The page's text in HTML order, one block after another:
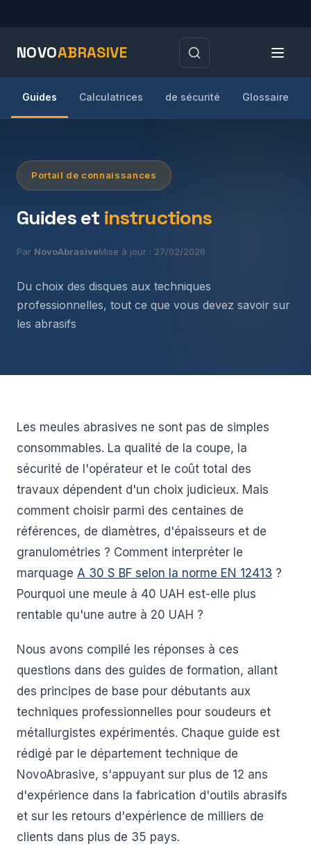
NOVOABRASIVE
Guides Calculatrices de sécurité Glossaire
Portail de connaissances
Guides et instructions
Par NovoAbrasiveMise à jour : 27/02/2026
Du choix des disques aux techniques
professionnelles, tout ce que vous devez savoir sur
les abrasifs
Les meules abrasives ne sont pas de simples
consommables. La qualité de la coupe, la
sécurité de l'opérateur et le coût total des
travaux dépendent d'un choix judicieux. Mais
comment choisir parmi des centaines de
références, de diamètres, d'épaisseurs et de
granulométries ? Comment interpréter le
marquage A 30 S BF selon la norme EN 12413 ?
Pourquoi une meule à 40 UAH est-elle plus
rentable qu'une autre à 20 UAH ?
Nous avons compilé les réponses à ces
questions dans des guides de formation, allant
des principes de base pour débutants aux
techniques professionnelles pour soudeurs et
métallurgistes expérimentés. Chaque guide est
rédigé par le département technique de
NovoAbrasive, s'appuyant sur plus de 12 ans
d'expérience dans la fabrication d'outils abrasifs
et sur les retours d'expérience de milliers de
clients dans plus de 35 pays.